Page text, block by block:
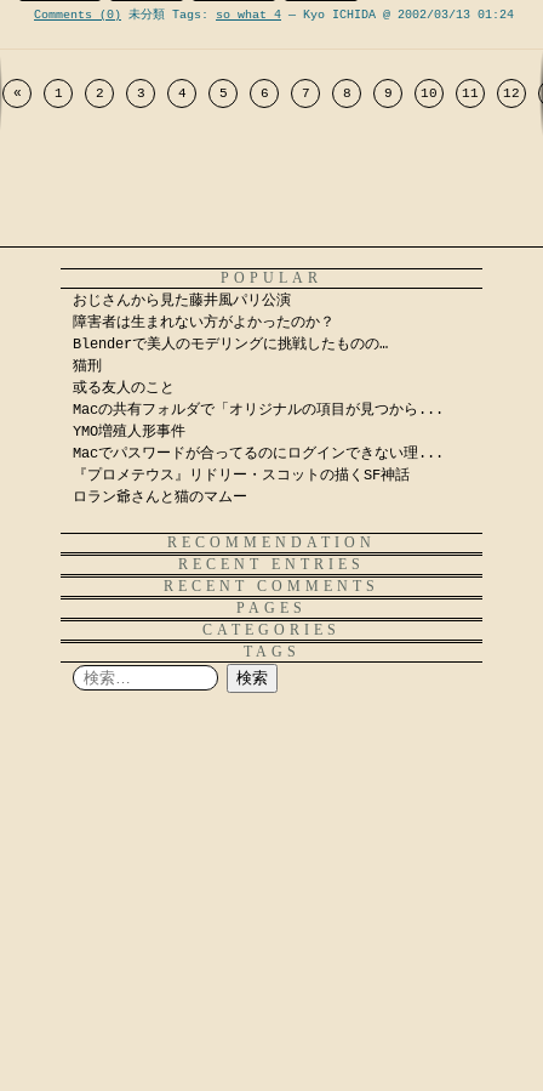
Comments (0) 未分類 Tags: so what 4 — Kyo ICHIDA @ 2002/03/13 01:24
« 1 2 3 4 5 6 7 8 9 10 11 12
POPULAR
おじさんから見た藤井風パリ公演
障害者は生まれない方がよかったのか？
Blenderで美人のモデリングに挑戦したものの…
猫刑
或る友人のこと
Macの共有フォルダで「オリジナルの項目が見つから...
YMO増殖人形事件
Macでパスワードが合ってるのにログインできない理...
『プロメテウス』リドリー・スコットの描くSF神話
ロラン爺さんと猫のマムー
RECOMMENDATION
RECENT ENTRIES
RECENT COMMENTS
PAGES
CATEGORIES
TAGS